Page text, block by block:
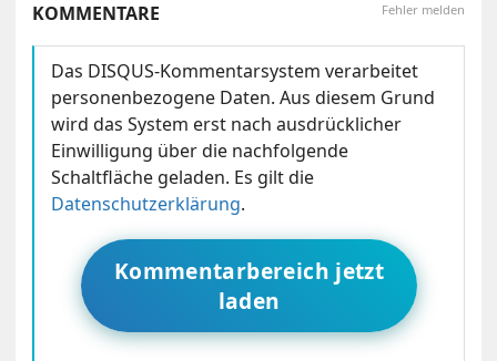
Fehler melden
KOMMENTARE
Das DISQUS-Kommentarsystem verarbeitet
personenbezogene Daten. Aus diesem Grund
wird das System erst nach ausdrücklicher
Einwilligung über die nachfolgende
Schaltfläche geladen. Es gilt die
Datenschutzerklärung.
Kommentarbereich jetzt
laden